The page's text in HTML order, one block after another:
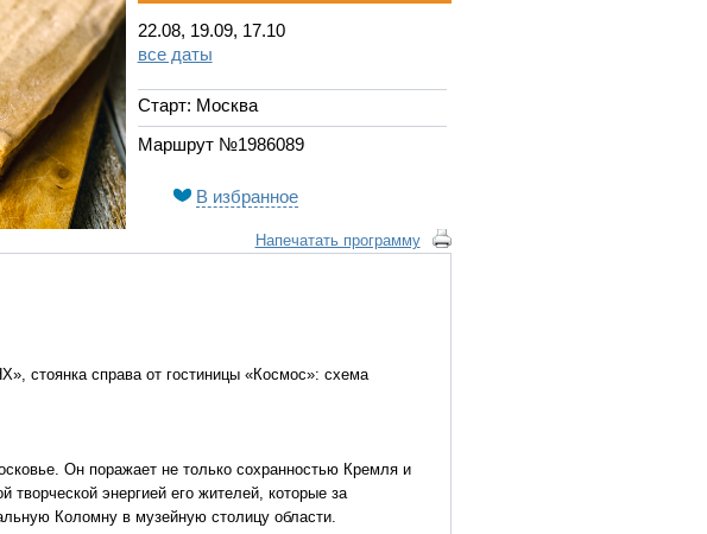
22.08, 19.09, 17.10
все даты
Старт: Москва
Маршрут №1986089
В избранное
Напечатать программу
стоянка справа от гостиницы «Космос»: схема
Он поражает не только сохранностью Кремля и
энергией его жителей, которые за
Коломну в музейную столицу области.